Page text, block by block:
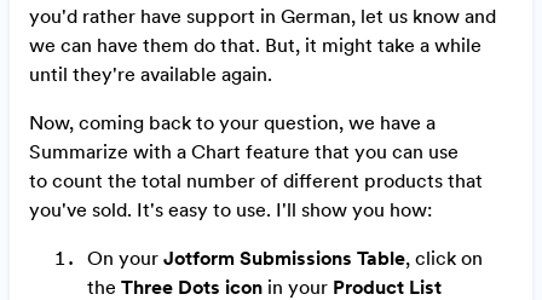
you'd rather have support in German, let us know and
we can have them do that. But, it might take a while
until they're available again.
Now, coming back to your question, we have a
Summarize with a Chart feature that you can use
to count the total number of different products that
you've sold. It's easy to use. I'll show you how:
On your Jotform Submissions Table, click on
the Three Dots icon in your Product List